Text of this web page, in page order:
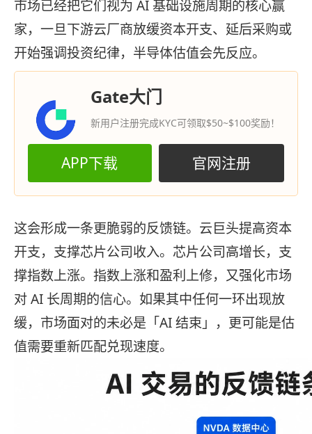
市场已经把它们视为 AI 基础设施周期的核心赢
家，一旦下游云厂商放缓资本开支、延后采购或
开始强调投资纪律，半导体估值会先反应。
Gate大门
新用户注册完成KYC可领取$50~$100奖励！
APP下载 官网注册
这会形成一条更脆弱的反馈链。云巨头提高资本
开支，支撑芯片公司收入。芯片公司高增长，支
撑指数上涨。指数上涨和盈利上修，又强化市场
对 AI 长周期的信心。如果其中任何一环出现放
缓，市场面对的未必是「AI 结束」，更可能是估
值需要重新匹配兑现速度。